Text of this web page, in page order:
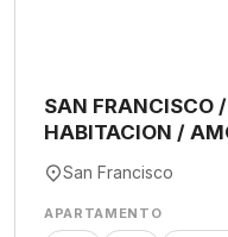
SAN FRANCISCO
HABITACION /
San Francisco
APARTAMENTO